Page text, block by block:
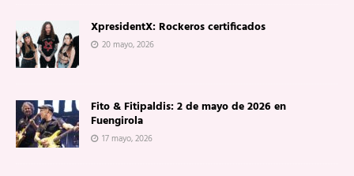
XpresidentX: Rockeros certificados
20 mayo, 2026
Fito & Fitipaldis: 2 de mayo de 2026 en
Fuengirola
17 mayo, 2026